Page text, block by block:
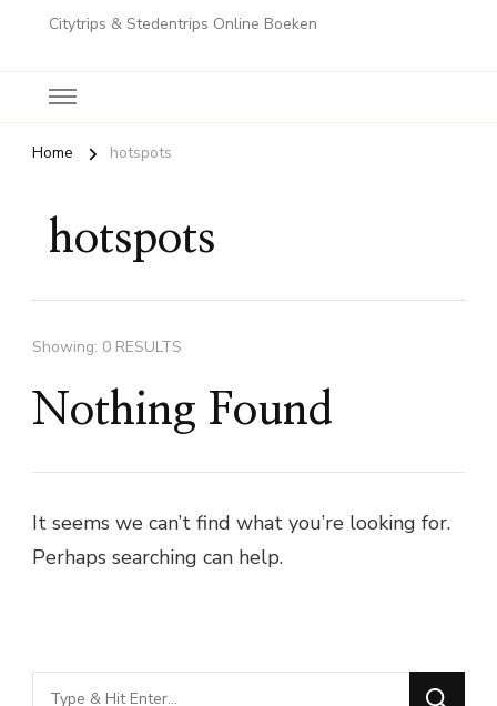
Citytrips & Stedentrips Online Boeken
Home hotspots
hotspots
Showing: 0 RESULTS
Nothing Found
It seems we can’t find what you’re looking for.
Perhaps searching can help.
Looking